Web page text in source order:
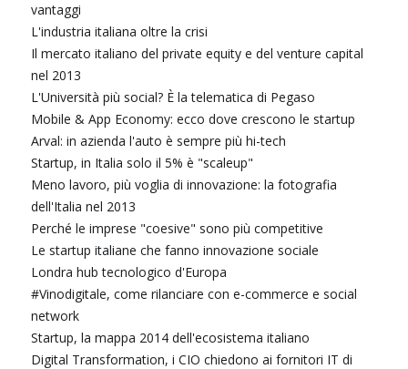
vantaggi
L'industria italiana oltre la crisi
Il mercato italiano del private equity e del venture capital
nel 2013
L'Università più social? È la telematica di Pegaso
Mobile & App Economy: ecco dove crescono le startup
Arval: in azienda l'auto è sempre più hi-tech
Startup, in Italia solo il 5% è "scaleup"
Meno lavoro, più voglia di innovazione: la fotografia
dell'Italia nel 2013
Perché le imprese "coesive" sono più competitive
Le startup italiane che fanno innovazione sociale
Londra hub tecnologico d'Europa
#Vinodigitale, come rilanciare con e-commerce e social
network
Startup, la mappa 2014 dell'ecosistema italiano
Digital Transformation, i CIO chiedono ai fornitori IT di